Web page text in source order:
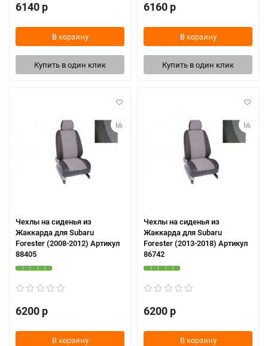
6140 р
В корзину
Купить в один клик
6160 р
В корзину
Купить в один клик
Чехлы на сиденья из
Жаккарда для Subaru
Forester (2008-2012) Артикул
88405
6200 р
В корзину
Чехлы на сиденья из
Жаккарда для Subaru
Forester (2013-2018) Артикул
86742
6200 р
В корзину